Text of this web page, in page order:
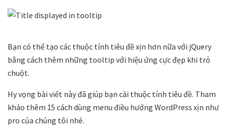
Bạn có thể tạo các thuộc tính tiêu đề xịn hơn nữa với jQuery
bằng cách thêm những tooltip với hiệu ứng cực đẹp khi trỏ
chuột.
Hy vọng bài viết này đã giúp bạn cài thuộc tính tiêu đề. Tham
khảo thêm 15 cách dùng menu điều hướng WordPress xịn như
pro của chúng tôi nhé.